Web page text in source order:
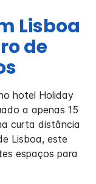
Lisboa
de
hotel Holiday
a apenas 15
curta distância
Lisboa, este
espaços para